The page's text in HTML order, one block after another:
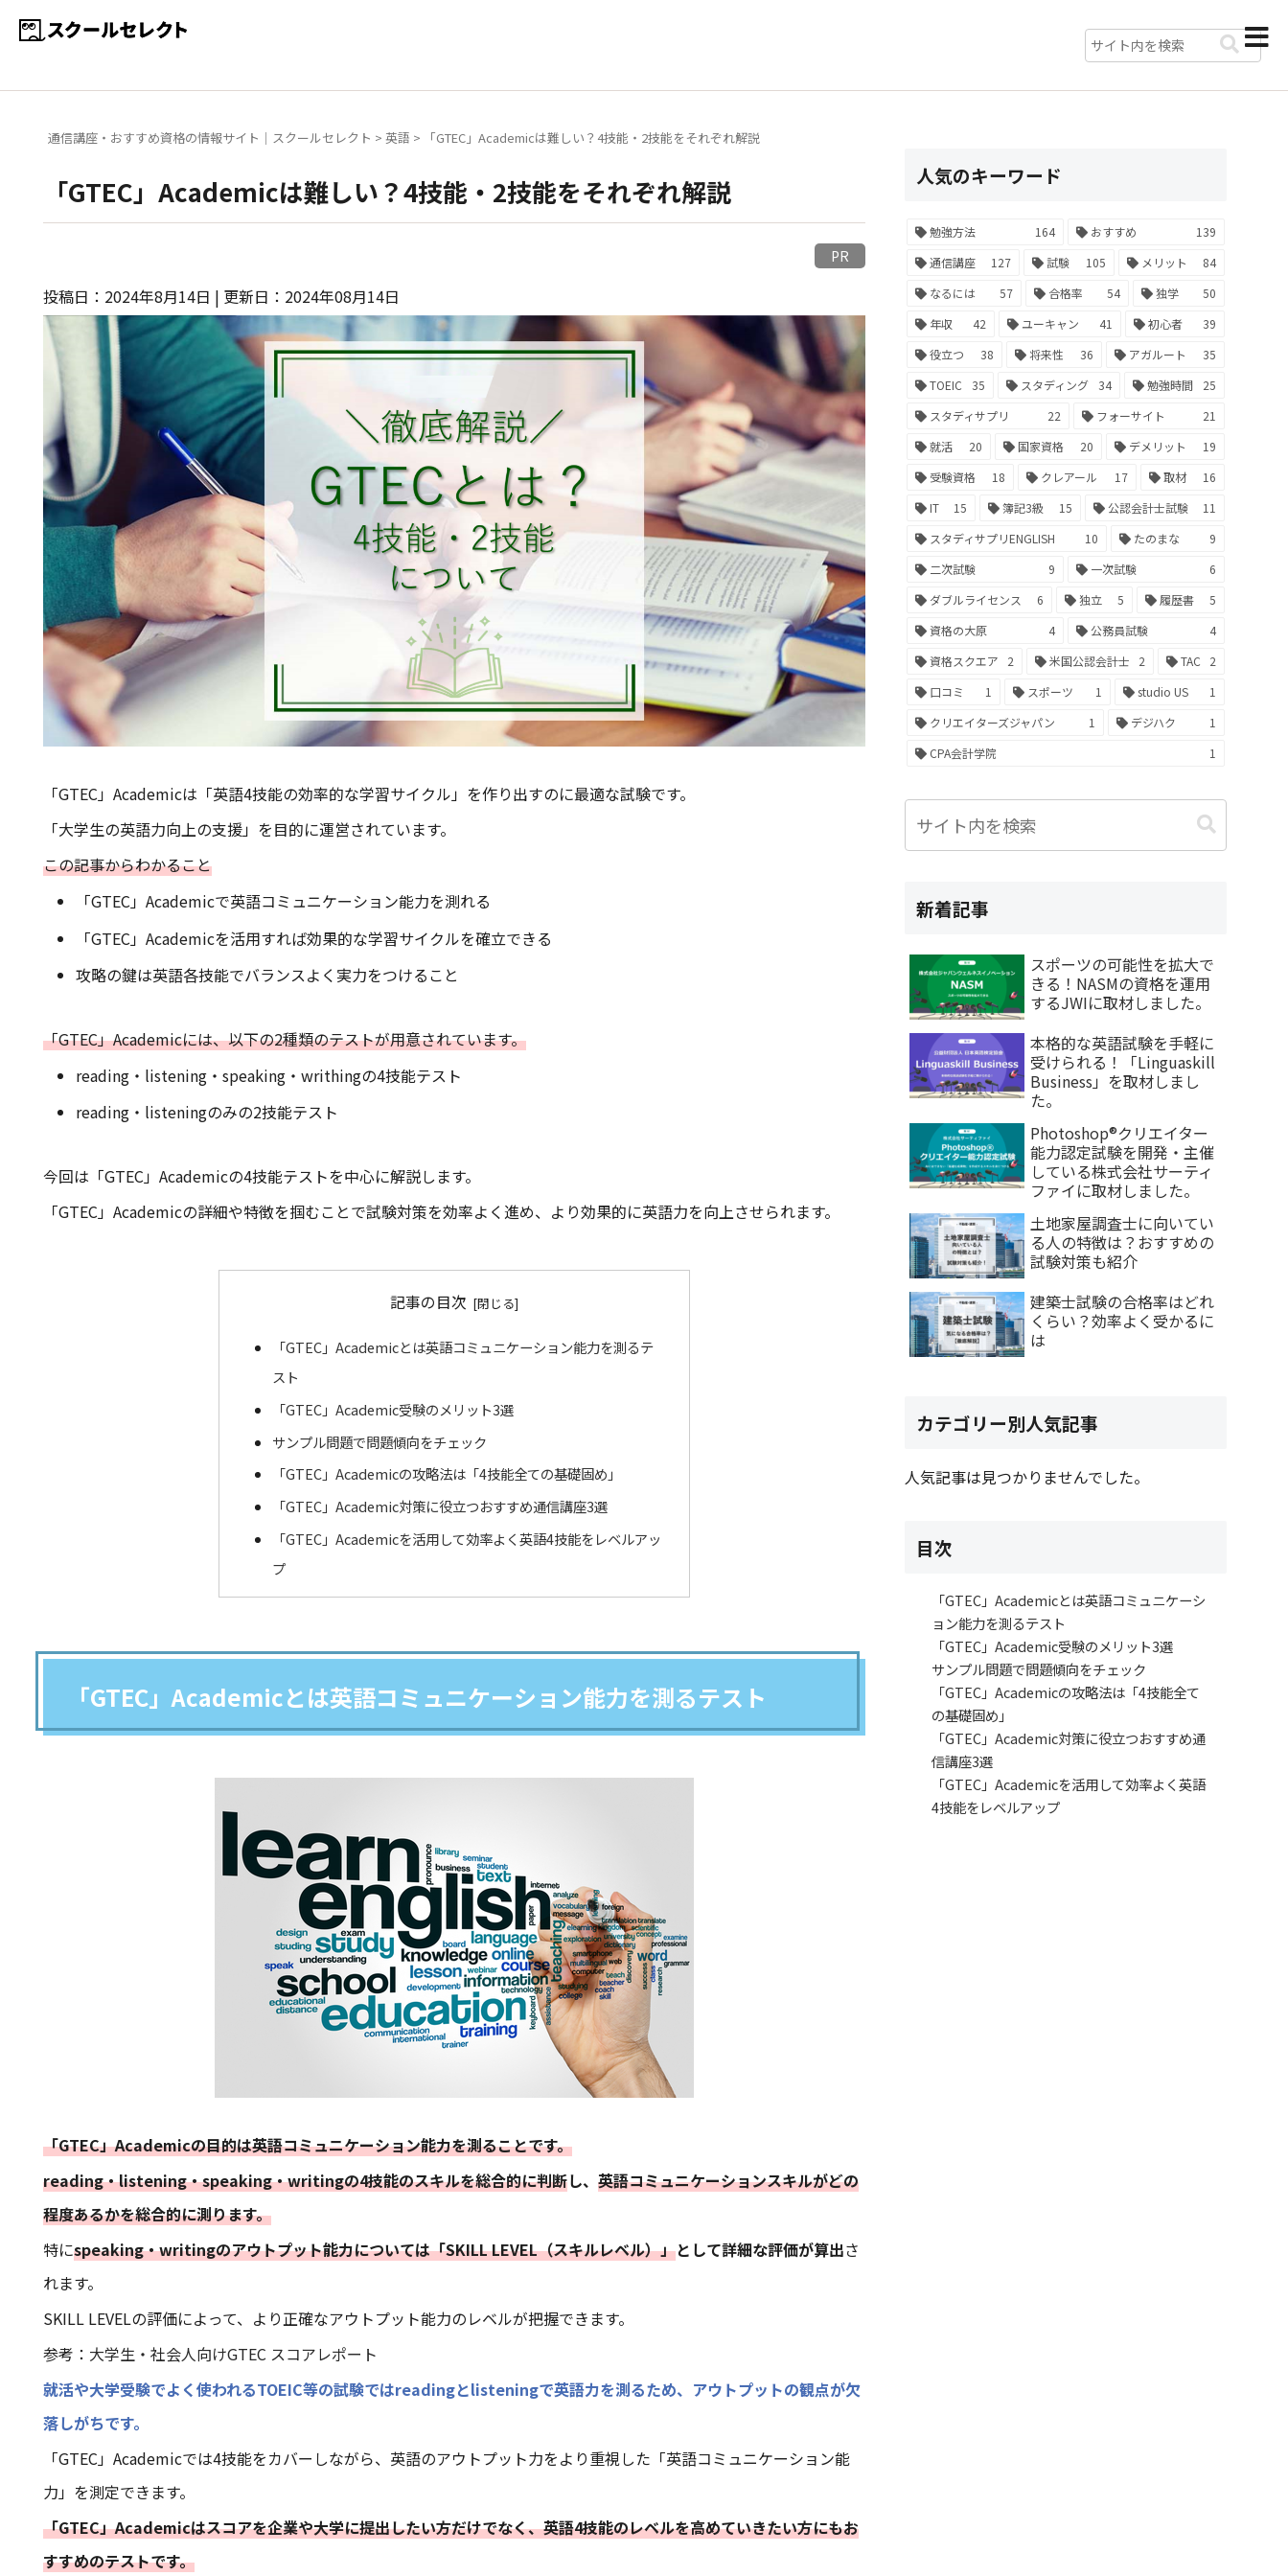
通信講座・おすすめ資格の情報サイト｜スクールセレクト >英語 > 「GTEC」Academicは難しい？4技能・2技能をそれぞれ解説
「GTEC」Academicは難しい？4技能・2技能をそれぞれ解説
PR
投稿日：2024年8月14日 | 更新日：2024年08月14日
「GTEC」Academicは「英語4技能の効率的な学習サイクル」を作り出すのに最適な試験です。
「大学生の英語力向上の支援」を目的に運営されています。
この記事からわかること
「GTEC」Academicで英語コミュニケーション能力を測れる
「GTEC」Academicを活用すれば効果的な学習サイクルを確立できる
攻略の鍵は英語各技能でバランスよく実力をつけること
「GTEC」Academicには、以下の2種類のテストが用意されています。
reading・listening・speaking・writhingの4技能テスト
reading・listeningのみの2技能テスト
今回は「GTEC」Academicの4技能テストを中心に解説します。
「GTEC」Academicの詳細や特徴を掴むことで試験対策を効率よく進め、より効果的に英語力を向上させられます。
記事の目次
「GTEC」Academicとは英語コミュニケーション能力を測るテ
スト
「GTEC」Academic受験のメリット3選
サンプル問題で問題傾向をチェック
「GTEC」Academicの攻略法は「4技能全ての基礎固め」
「GTEC」Academic対策に役立つおすすめ通信講座3選
「GTEC」Academicを活用して効率よく英語4技能をレベルアッ
プ
「GTEC」Academicとは英語コミュニケーション能力を測るテスト
「GTEC」Academicの目的は英語コミュニケーション能力を測ることです。
reading・listening・speaking・writingの4技能のスキルを総合的に判断し、 英語コミュニケーションスキルがどの
程度あるかを総合的に測ります。
特にspeaking・writingのアウトプット能力については「SKILL LEVEL（スキルレベル）」として詳細な評価が算出さ
れます。
SKILL LEVELの評価によって、より正確なアウトプット能力のレベルが把握できます。
参考： 大学生・社会人向けGTEC スコアレポート
就活や大学受験でよく使われるTOEIC等の試験ではreadingとlisteningで英語力を測るため、アウトプットの観点が欠
落しがちです。
「GTEC」Academicでは4技能をカバーしながら、英語のアウトプット力をより重視した「英語コミュニケーション能
力」を測定できます。
「GTEC」Academicはスコアを企業や大学に提出したい方だけでなく、英語4技能のレベルを高めていきたい方にもお
すすめのテストです。
人気のキーワード
勉強方法 164 おすすめ
139
通信講座
127 試験 105 メリット
84
なるには
57 合格率 54 独学
50
年収
42 ユーキャン 41 初心者
39
役立つ
38 将来性 36 アガルート
35
TOEIC
35 スタディング 34 勉強時間
25
スタディサプリ
22 フォーサイト
21
就活
20 国家資格 20 デメリット
19
受験資格
18 クレアール 17 取材
16
IT
15 簿記3級 15 公認会計士試験
11
スタディサプリENGLISH
10 たのまな
9
二次試験
9 一次試験
6
ダブルライセンス
6 独立 5 履歴書
5
資格の大原
4 公務員試験
4
資格スクエア
2 米国公認会計士 2 TAC
2
口コミ
1 スポーツ 1 studio US
1
クリエイターズジャパン
1 デジハク
1
CPA会計学院
1
新着記事
スポーツの可能性を拡大で
きる！NASMの資格を運用
するJWIに取材しました。
本格的な英語試験を手軽に
受けられる！「Linguaskill
Business」を取材しまし
た。
Photoshop®クリエイター
能力認定試験を開発・主催
している株式会社サーティ
ファイに取材しました。
土地家屋調査士に向いてい
る人の特徴は？おすすめの
試験対策も紹介
建築士試験の合格率はどれ
くらい？効率よく受かるに
は
カテゴリー別人気記事
人気記事は見つかりませんでした。
目次
「GTEC」Academicとは英語コミュニケーシ
ョン能力を測るテスト
「GTEC」Academic受験のメリット3選
サンプル問題で問題傾向をチェック
「GTEC」Academicの攻略法は「4技能全て
の基礎固め」
「GTEC」Academic対策に役立つおすすめ通
信講座3選
「GTEC」Academicを活用して効率よく英語
4技能をレベルアップ